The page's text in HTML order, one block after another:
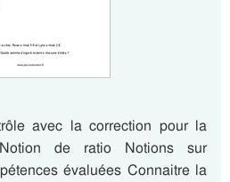
avec la correction pour la
de ratio Notions sur
évaluées Connaitre la